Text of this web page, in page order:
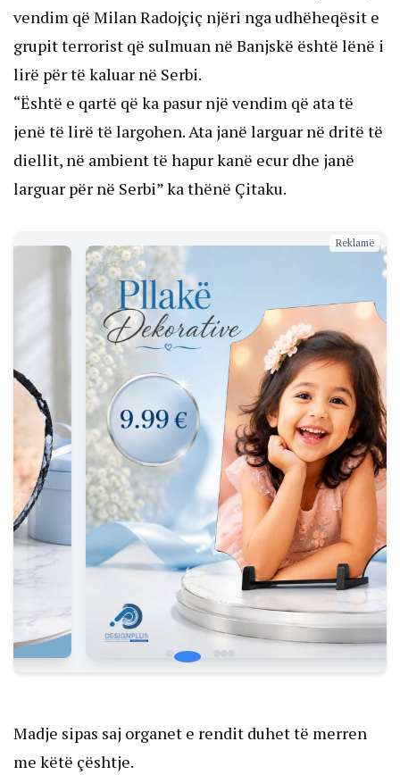
vendim që Milan Radojçiç njëri nga udhëheqësit e
grupit terrorist që sulmuan në Banjskë është lënë i
lirë për të kaluar në Serbi.
“Është e qartë që ka pasur një vendim që ata të
jenë të lirë të largohen. Ata janë larguar në dritë të
diellit, në ambient të hapur kanë ecur dhe janë
larguar për në Serbi” ka thënë Çitaku.
Reklamë
Madje sipas saj organet e rendit duhet të merren
me këtë çështje.